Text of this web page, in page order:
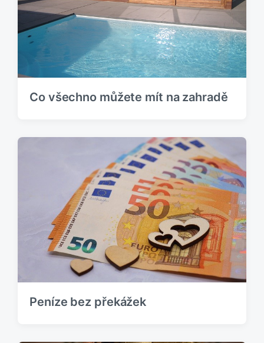
Co všechno můžete mít na zahradě
Peníze bez překážek